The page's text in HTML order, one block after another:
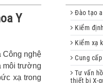
Y
Công nghệ
môi trường
xạ trong
Đào tạo
Kiểm
Kiểm xạ
Cung
Tư vấn
thiết bị X-